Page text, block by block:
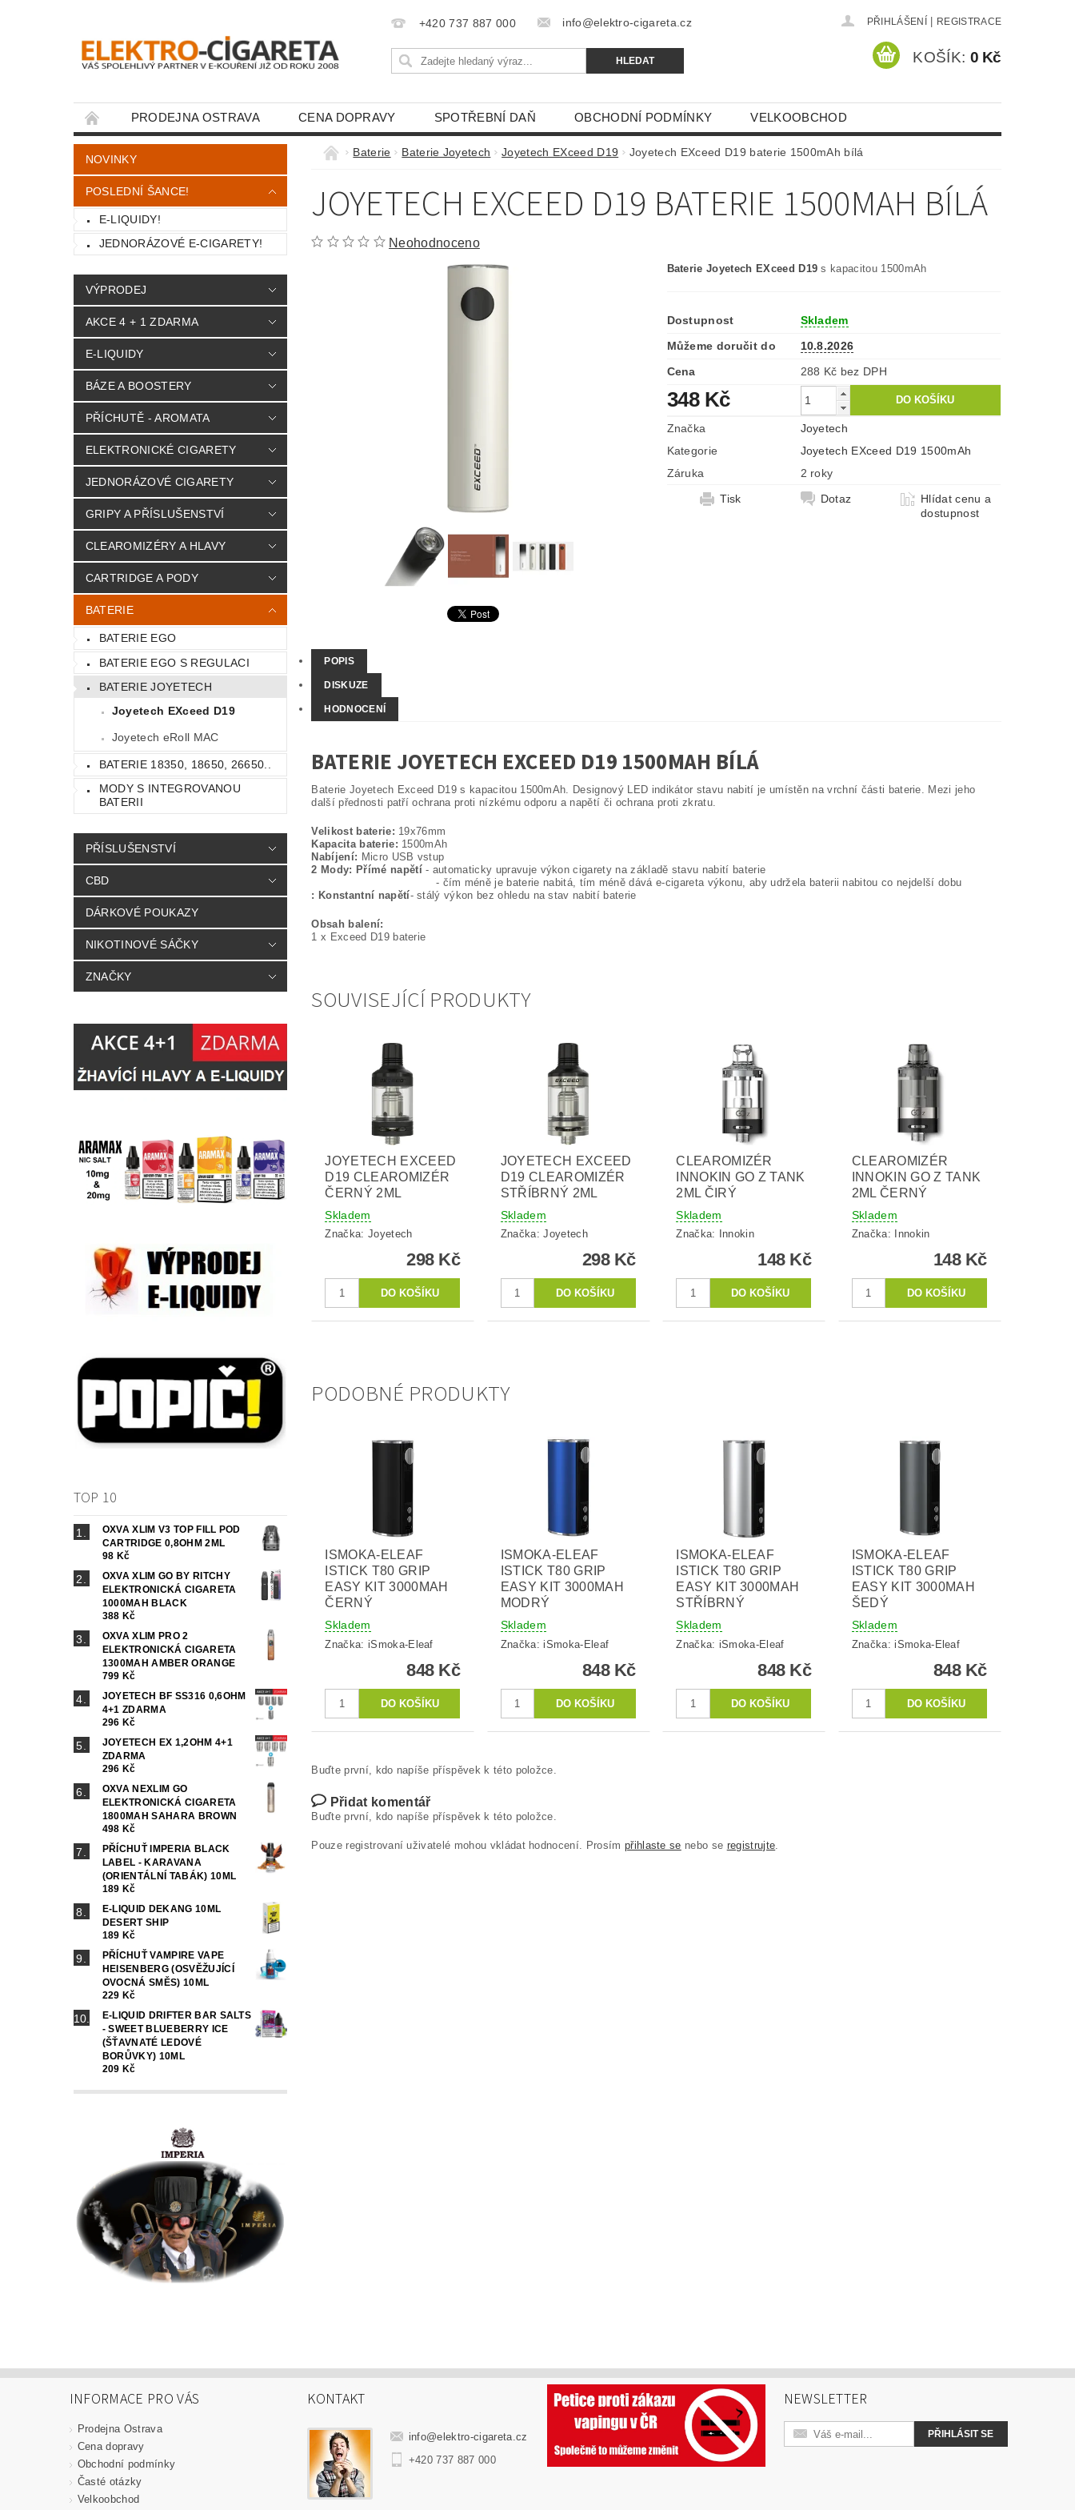
+420 737 887 000 info@elektro-cigareta.cz PŘIHLÁŠENÍ REGISTRACE
KOŠÍK: 0 Kč
PRODEJNA OSTRAVA CENA DOPRAVY SPOTŘEBNÍ DAŇ OBCHODNÍ PODMÍNKY VELKOOBCHOD
KONTAKTY
NOVINKY
POSLEDNÍ ŠANCE!
E-LIQUIDY!
JEDNORÁZOVÉ E-CIGARETY!
VÝPRODEJ
AKCE 4 + 1 ZDARMA
E-LIQUIDY
BÁZE A BOOSTERY
PŘÍCHUTĚ - AROMATA
ELEKTRONICKÉ CIGARETY
JEDNORÁZOVÉ CIGARETY
GRIPY A PŘÍSLUŠENSTVÍ
CLEAROMIZÉRY A HLAVY
CARTRIDGE A PODY
BATERIE
BATERIE EGO
BATERIE EGO S REGULACI
BATERIE JOYETECH
Joyetech EXceed D19
Joyetech eRoll MAC
BATERIE 18350, 18650, 26650..
MODY S INTEGROVANOU
BATERII
PŘÍSLUŠENSTVÍ
CBD
DÁRKOVÉ POUKAZY
NIKOTINOVÉ SÁČKY
ZNAČKY
TOP 10
OXVA XLIM V3 TOP FILL POD
CARTRIDGE 0,8OHM 2ML
98 Kč
OXVA XLIM GO BY RITCHY
ELEKTRONICKÁ CIGARETA
1000MAH BLACK
388 Kč
OXVA XLIM PRO 2
ELEKTRONICKÁ CIGARETA
1300MAH AMBER ORANGE
799 Kč
JOYETECH BF SS316 0,6OHM
4+1 ZDARMA
296 Kč
JOYETECH EX 1,2OHM 4+1
ZDARMA
296 Kč
OXVA NEXLIM GO
ELEKTRONICKÁ CIGARETA
1800MAH SAHARA BROWN
498 Kč
PŘÍCHUŤ IMPERIA BLACK
LABEL - KARAVANA
(ORIENTÁLNÍ TABÁK) 10ML
189 Kč
E-LIQUID DEKANG 10ML
DESERT SHIP
189 Kč
PŘÍCHUŤ VAMPIRE VAPE
HEISENBERG (OSVĚŽUJÍCÍ
OVOCNÁ SMĚS) 10ML
229 Kč
E-LIQUID DRIFTER BAR SALTS
- SWEET BLUEBERRY ICE
(ŠŤAVNATÉ LEDOVÉ
BORŮVKY) 10ML
209 Kč
Baterie Baterie Joyetech Joyetech EXceed D19 Joyetech EXceed D19 baterie 1500mAh bílá
JOYETECH EXCEED D19 BATERIE 1500MAH BÍLÁ
Neohodnoceno
Baterie Joyetech EXceed D19 s kapacitou 1500mAh
Dostupnost
Skladem
Můžeme doručit do
10.8.2026
Cena
288 Kč bez DPH
348 Kč
Značka
Joyetech
Kategorie
Joyetech EXceed D19 1500mAh
Záruka
2 roky
Tisk
Dotaz
Hlídat cenu a
dostupnost
POPIS
DISKUZE
HODNOCENÍ
BATERIE JOYETECH EXCEED D19 1500MAH BÍLÁ
Baterie Joyetech Exceed D19 s kapacitou 1500mAh. Designový LED indikátor stavu nabití je umístěn na vrchní části baterie. Mezi jeho
další přednosti patří ochrana proti nízkému odporu a napětí či ochrana proti zkratu.
Velikost baterie: 19x76mm
Kapacita baterie: 1500mAh
Nabíjení: Micro USB vstup
2 Mody: Přímé napětí - automaticky upravuje výkon cigarety na základě stavu nabití baterie
- čím méně je baterie nabitá, tím méně dává e-cigareta výkonu, aby udržela baterii nabitou co nejdelší dobu
: Konstantní napětí- stálý výkon bez ohledu na stav nabití baterie
Obsah balení:
1 x Exceed D19 baterie
SOUVISEJÍCÍ PRODUKTY
JOYETECH EXCEED
D19 CLEAROMIZÉR
ČERNÝ 2ML
Skladem
Značka: Joyetech
298 Kč
JOYETECH EXCEED
D19 CLEAROMIZÉR
STŘÍBRNÝ 2ML
Skladem
Značka:Joyetech
298 Kč
CLEAROMIZÉR
INNOKIN GO Z TANK
2ML ČIRÝ
Skladem
Značka: Innokin
148 Kč
CLEAROMIZÉR
INNOKIN GO Z TANK
2ML ČERNÝ
Skladem
Značka: Innokin
148 Kč
PODOBNÉ PRODUKTY
ISMOKA-ELEAF
ISTICK T80 GRIP
EASY KIT 3000MAH
ČERNÝ
Skladem
Značka: iSmoka-Eleaf
848 Kč
ISMOKA-ELEAF
ISTICK T80 GRIP
EASY KIT 3000MAH
MODRÝ
Skladem
Značka:iSmoka-Eleaf
848 Kč
ISMOKA-ELEAF
ISTICK T80 GRIP
EASY KIT 3000MAH
STŘÍBRNÝ
Skladem
Značka: iSmoka-Eleaf
848 Kč
ISMOKA-ELEAF
ISTICK T80 GRIP
EASY KIT 3000MAH
ŠEDÝ
Skladem
Značka:iSmoka-Eleaf
848 Kč
Buďte první, kdo napíše příspěvek k této položce.
Přidat komentář
Buďte první, kdo napíše příspěvek k této položce.
Pouze registrovaní uživatelé mohou vkládat hodnocení. Prosím přihlaste se nebo se registrujte
INFORMACE PRO VÁS
Prodejna Ostrava
Cena dopravy
Obchodní podmínky
Časté otázky
Velkoobchod
KONTAKT
info@elektro-cigareta.cz
+420 737 887 000
NEWSLETTER